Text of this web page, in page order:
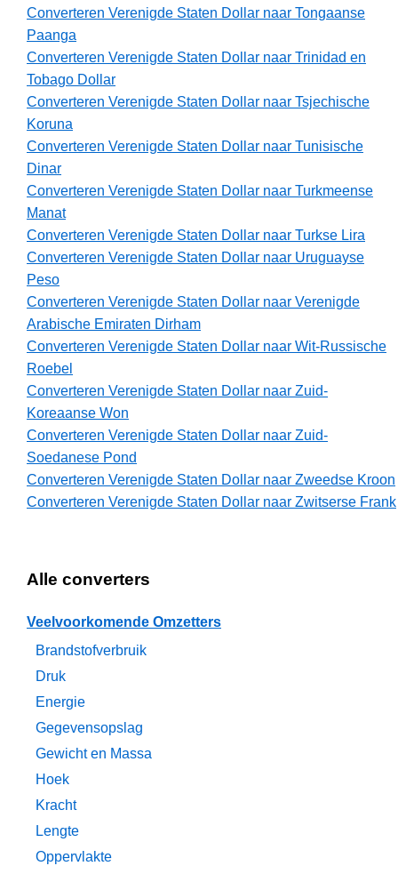
Converteren Verenigde Staten Dollar naar Tongaanse
Paanga
Converteren Verenigde Staten Dollar naar Trinidad en
Tobago Dollar
Converteren Verenigde Staten Dollar naar Tsjechische
Koruna
Converteren Verenigde Staten Dollar naar Tunisische
Dinar
Converteren Verenigde Staten Dollar naar Turkmeense
Manat
Converteren Verenigde Staten Dollar naar Turkse Lira
Converteren Verenigde Staten Dollar naar Uruguayse
Peso
Converteren Verenigde Staten Dollar naar Verenigde
Arabische Emiraten Dirham
Converteren Verenigde Staten Dollar naar Wit-Russische
Roebel
Converteren Verenigde Staten Dollar naar Zuid-
Koreaanse Won
Converteren Verenigde Staten Dollar naar Zuid-
Soedanese Pond
Converteren Verenigde Staten Dollar naar Zweedse Kroon
Converteren Verenigde Staten Dollar naar Zwitserse Frank
Alle converters
Veelvoorkomende Omzetters
Brandstofverbruik
Druk
Energie
Gegevensopslag
Gewicht en Massa
Hoek
Kracht
Lengte
Oppervlakte